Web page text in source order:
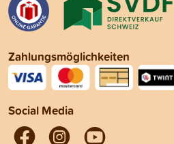
Zahlungsmöglichkeiten
Social Media